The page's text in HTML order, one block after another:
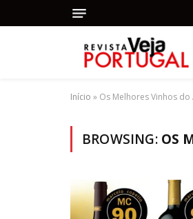
Início » Os Melhores Vinhos
BROWSING: OS